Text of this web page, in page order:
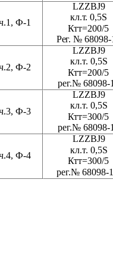
Ф-1
Ф-2
Ф-3
Ф-4
LZZBJ9
кл.т. 0,5S
Ктт=200/5
Рег. № 68098-
LZZBJ9
кл.т. 0,5S
Ктт=200/5
рег.№ 68098-
LZZBJ9
кл.т. 0,5S
Ктт=300/5
рег.№ 68098-
LZZBJ9
кл.т. 0,5S
Ктт=300/5
рег.№ 68098-